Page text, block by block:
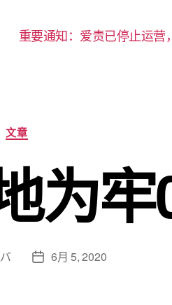
重要通知：爱责已停止运营
分
类
文章
为牢
发 6月 5, 2020